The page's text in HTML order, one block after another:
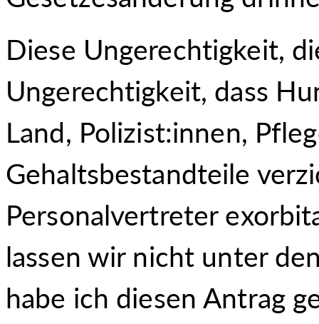
Diese Ungerechtigkeit,
Ungerechtigkeit, dass
Land, Polizist:innen,
Gehaltsbestandteile
Personalvertreter
lassen wir nicht unter
habe ich diesen Antrag